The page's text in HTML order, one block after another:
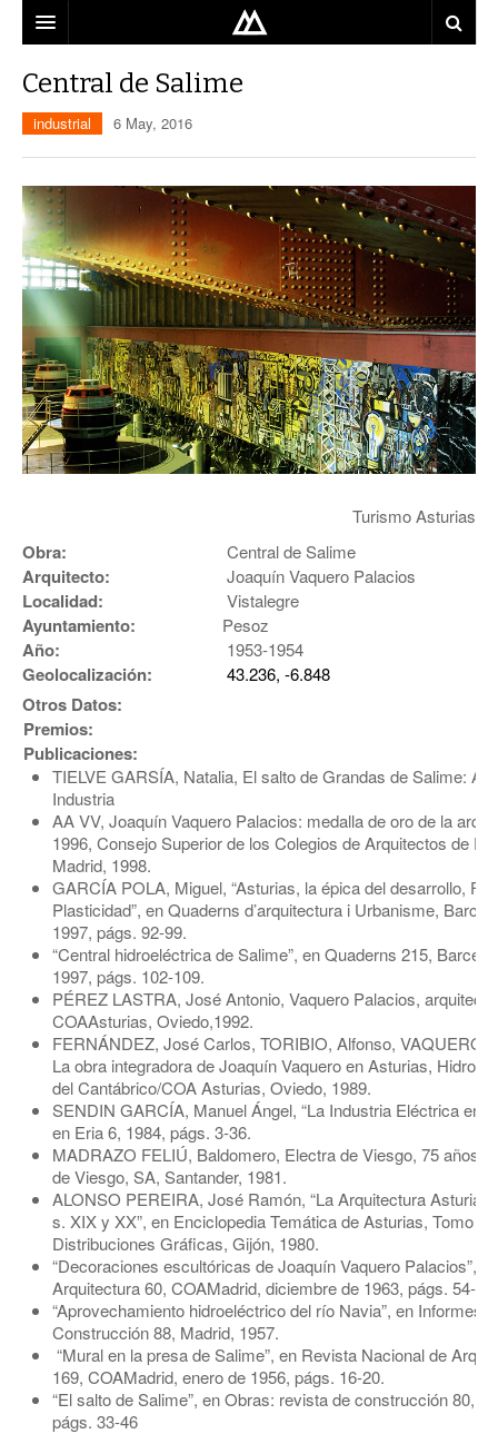
LOCALIZACIÓN
MAPA
USO
EQUIPO
BLOG
CONTACTO
Central de Salime
industrial 6 May, 2016
Turismo Asturias
Obra: Central de Salime
Arquitecto: Joaquín Vaquero Palacios
Localidad: Vistalegre
Ayuntamiento: Pesoz
Año: 1953-1954
Geolocalización: 43.236, -6.848
Otros Datos:
Premios:
Publicaciones:
TIELVE GARSÍA, Natalia, El salto de Grandas de Salime:
Industria
AA VV, Joaquín Vaquero Palacios: medalla de oro de la
1996, Consejo Superior de los Colegios de Arquitectos de
Madrid, 1998.
GARCÍA POLA, Miguel, “Asturias, la épica del desarrollo,
Plasticidad”, en Quaderns d’arquitectura i Urbanisme,
1997, págs. 92-99.
“Central hidroeléctrica de Salime”, en Quaderns 215,
1997, págs. 102-109.
PÉREZ LASTRA, José Antonio, Vaquero Palacios,
COAAsturias, Oviedo,1992.
FERNÁNDEZ, José Carlos, TORIBIO, Alfonso, VAQUERO,
La obra integradora de Joaquín Vaquero en Asturias,
del Cantábrico/COA Asturias, Oviedo, 1989.
SENDIN GARCÍA, Manuel Ángel, “La Industria Eléctrica en
en Eria 6, 1984, págs. 3-36.
MADRAZO FELIÚ, Baldomero, Electra de Viesgo, 75 años,
de Viesgo, SA, Santander, 1981.
ALONSO PEREIRA, José Ramón, “La Arquitectura
s. XIX y XX”, en Enciclopedia Temática de Asturias, Tomo V,
Distribuciones Gráficas, Gijón, 1980.
“Decoraciones escultóricas de Joaquín Vaquero Palacios”, en
Arquitectura 60, COAMadrid, diciembre de 1963, págs. 54-58.
“Aprovechamiento hidroeléctrico del río Navia”, en Informes
Construcción 88, Madrid, 1957.
“Mural en la presa de Salime”, en Revista Nacional de
169, COAMadrid, enero de 1956, págs. 16-20.
“El salto de Salime”, en Obras: revista de construcción 80,
págs. 33-46